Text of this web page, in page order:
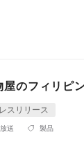
屋のフィリピ
スリリース
送 製品